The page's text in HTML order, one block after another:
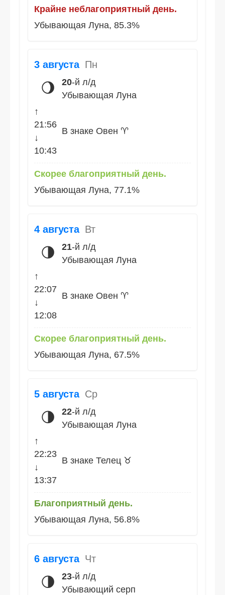
Крайне неблагоприятный день.
Убывающая Луна, 85.3%
3 августа Пн
🌖 20-й л/д
Убывающая Луна
↑
21:56
↓
10:43
В знаке Овен ♈
Скорее благоприятный день.
Убывающая Луна, 77.1%
4 августа Вт
🌗 21-й л/д
Убывающая Луна
↑
22:07
↓
12:08
В знаке Овен ♈
Скорее благоприятный день.
Убывающая Луна, 67.5%
5 августа Ср
🌗 22-й л/д
Убывающая Луна
↑
22:23
↓
13:37
В знаке Телец ♉
Благоприятный день.
Убывающая Луна, 56.8%
6 августа Чт
🌗 23-й л/д
Убывающий серп